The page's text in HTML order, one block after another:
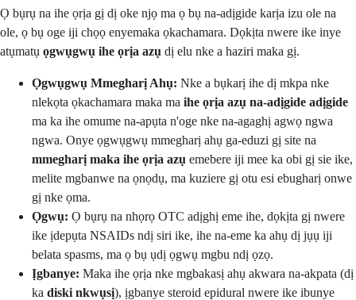
Ọ bụrụ na ihe ọrịa gị dị oke njọ ma ọ bụ na-adịgide karịa izu ole na
ole, ọ bụ oge iji chọọ enyemaka ọkachamara. Dọkịta nwere ike inye
atụmatụ ọgwụgwụ ihe ọrịa azụ dị elu nke a haziri maka gị.
Ọgwụgwụ Mmegharị Ahụ: Nke a bụkarị ihe dị mkpa nke
nlekọta ọkachamara maka ma ihe ọrịa azụ na-adịgide adịgide
ma ka ihe omume na-apụta n'oge nke na-agaghị agwọ ngwa
ngwa. Onye ọgwụgwụ mmegharị ahụ ga-eduzi gị site na
mmegharị maka ihe ọrịa azụ emebere iji mee ka obi gị sie ike,
melite mgbanwe na ọnọdụ, ma kuziere gị otu esi ebugharị onwe
gị nke ọma.
Ọgwụ: Ọ bụrụ na nhọrọ OTC adịghị eme ihe, dọkịta gị nwere
ike ịdepụta NSAIDs ndị siri ike, ihe na-eme ka ahụ dị jụụ iji
belata spasms, ma ọ bụ ụdị ọgwụ mgbu ndị ọzọ.
Ịgbanye: Maka ihe ọrịa nke mgbakasị ahụ akwara na-akpata (dị
ka diski nkwụsị), ịgbanye steroid epidural nwere ike ibunye